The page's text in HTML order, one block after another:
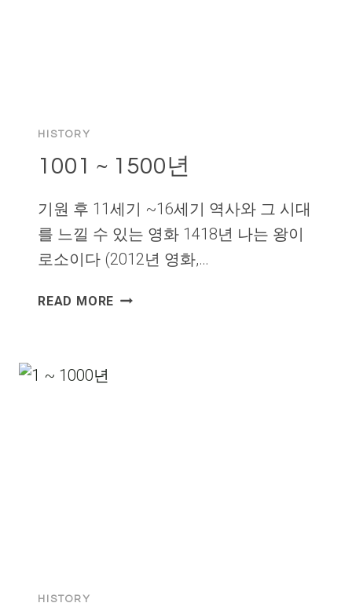
HISTORY
1001 ~ 1500년
기원 후 11세기 ~16세기 역사와 그 시대
를 느낄 수 있는 영화 1418년 나는 왕이
로소이다 (2012년 영화,…
READ MORE 1001
HISTORY